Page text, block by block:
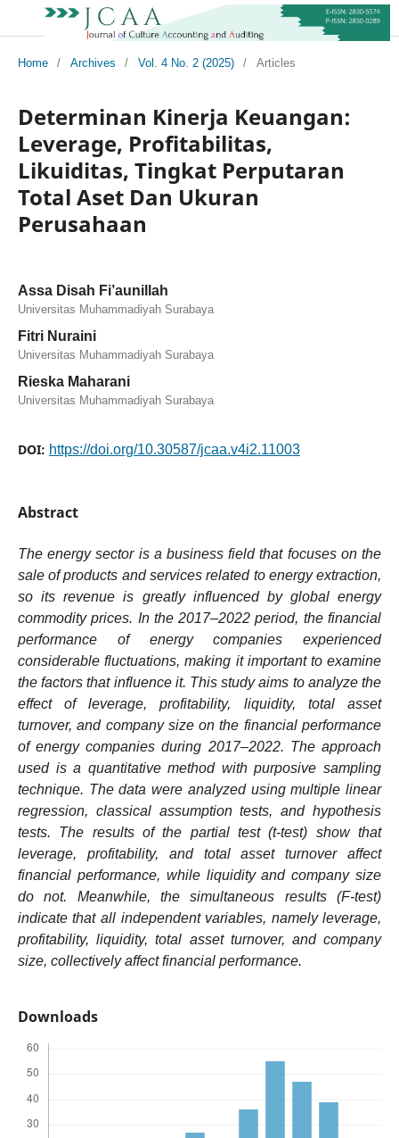
Home / Archives / Vol. 4 No. 2 (2025) / Articles
Determinan Kinerja Keuangan:
Leverage, Profitabilitas,
Likuiditas, Tingkat Perputaran
Total Aset Dan Ukuran
Perusahaan
Assa Disah Fi’aunillah
Universitas Muhammadiyah Surabaya
Fitri Nuraini
Universitas Muhammadiyah Surabaya
Rieska Maharani
Universitas Muhammadiyah Surabaya
DOI: https://doi.org/10.30587/jcaa.v4i2.11003
Abstract
The energy sector is a business field that focuses on the
sale of products and services related to energy extraction,
so its revenue is greatly influenced by global energy
commodity prices. In the 2017–2022 period, the financial
performance of energy companies experienced
considerable fluctuations, making it important to examine
the factors that influence it. This study aims to analyze the
effect of leverage, profitability, liquidity, total asset
turnover, and company size on the financial performance
of energy companies during 2017–2022. The approach
used is a quantitative method with purposive sampling
technique. The data were analyzed using multiple linear
regression, classical assumption tests, and hypothesis
tests. The results of the partial test (t-test) show that
leverage, profitability, and total asset turnover affect
financial performance, while liquidity and company size
do not. Meanwhile, the simultaneous results (F-test)
indicate that all independent variables, namely leverage,
profitability, liquidity, total asset turnover, and company
size, collectively affect financial performance.
Downloads